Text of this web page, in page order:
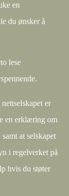
en
du ønsker å
lese
er
en erklæring om
at selskapet
i regelverket på
hvis du støter